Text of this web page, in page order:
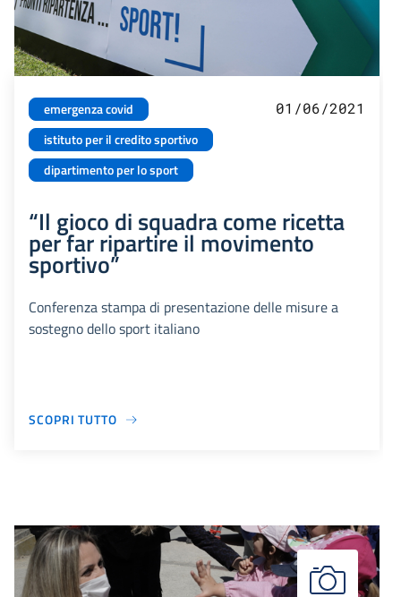
emergenza covid
istituto per il credito sportivo
dipartimento per lo sport
01/06/2021
“Il gioco di squadra come ricetta
per far ripartire il movimento
sportivo”
Conferenza stampa di presentazione delle misure a
sostegno dello sport italiano
SCOPRI TUTTO